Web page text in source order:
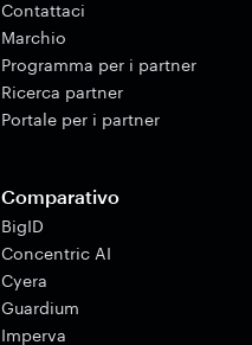
Contattaci
Marchio
Programma per i partner
Ricerca partner
Portale per i partner
Comparativo
BigID
Concentric AI
Cyera
Guardium
Imperva